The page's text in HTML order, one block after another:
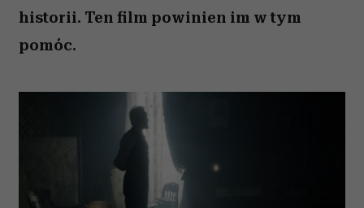
historii. Ten film powinien im w tym
pomóc.